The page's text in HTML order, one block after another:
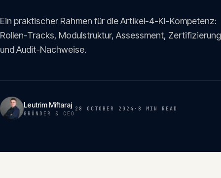
Portfolio 04
Insights
Glossar
Ein praktischer Rahmen für die Artikel-4-KI-Kompetenz:
Rollen-Tracks, Modulstruktur, Assessment, Zertifizierung
und Audit-Nachweise.
Leutrim Miftaraj
GRÜNDER & CEO
28 OCTOBER 2024 · 8 MIN READ